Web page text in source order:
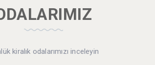
kiralık odalarımızı inceleyin